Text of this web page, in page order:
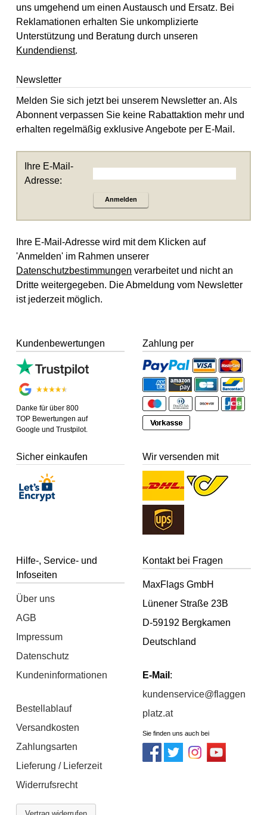
uns umgehend um einen Austausch und Ersatz. Bei
Reklamationen erhalten Sie unkomplizierte
Unterstützung und Beratung durch unseren
Kundendienst.
Newsletter
Melden Sie sich jetzt bei unserem Newsletter an. Als
Abonnent verpassen Sie keine Rabattaktion mehr und
erhalten regelmäßig exklusive Angebote per E-Mail.
Ihre E-Mail-
Adresse:
Anmelden
Ihre E-Mail-Adresse wird mit dem Klicken auf
'Anmelden' im Rahmen unserer
Datenschutzbestimmungen verarbeitet und nicht an
Dritte weitergegeben. Die Abmeldung vom Newsletter
ist jederzeit möglich.
Kundenbewertungen
Danke für über 800
TOP Bewertungen auf
Google und Trustpilot.
Zahlung per
Sicher einkaufen Wir versenden mit
Hilfe-, Service- und
Infoseiten
Über uns
AGB
Impressum
Datenschutz
Kundeninformationen
Bestellablauf
Versandkosten
Zahlungsarten
Lieferung / Lieferzeit
Widerrufsrecht
Kontakt bei Fragen
MaxFlags GmbH
Lünener Straße 23B
D-59192 Bergkamen
Deutschland
E-Mail :
kundenservice@flaggen
platz.at
Sie finden uns auch bei